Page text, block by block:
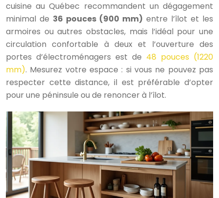
cuisine au Québec recommandent un dégagement
minimal de 36 pouces (900 mm) entre l’îlot et les
armoires ou autres obstacles, mais l’idéal pour une
circulation confortable à deux et l’ouverture des
portes d’électroménagers est de 48 pouces (1220
mm). Mesurez votre espace : si vous ne pouvez pas
respecter cette distance, il est préférable d’opter
pour une péninsule ou de renoncer à l’îlot.